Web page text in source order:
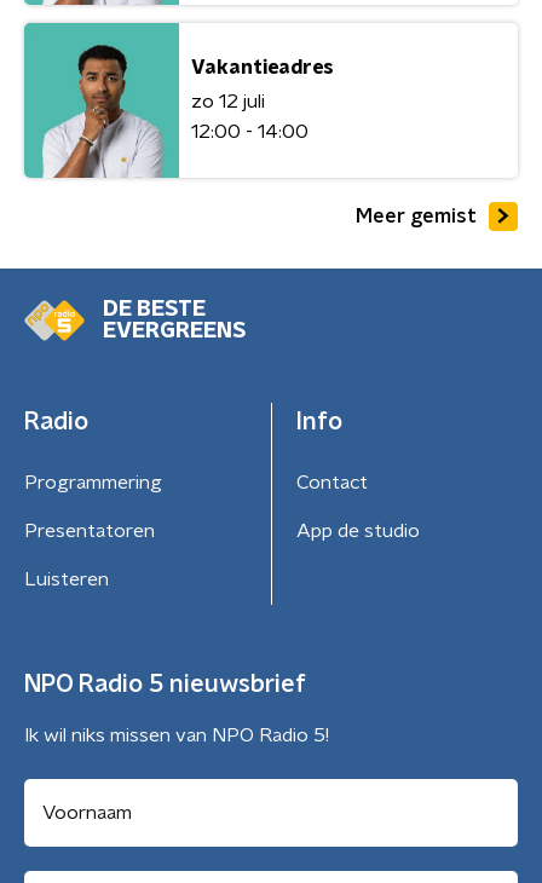
Vakantieadres
zo 12 juli
12:00 - 14:00
Meer gemist
DE BESTE
EVERGREENS
Radio
Programmering
Presentatoren
Luisteren
Info
Contact
App de studio
NPO Radio 5 nieuwsbrief
Ik wil niks missen van NPO Radio 5!